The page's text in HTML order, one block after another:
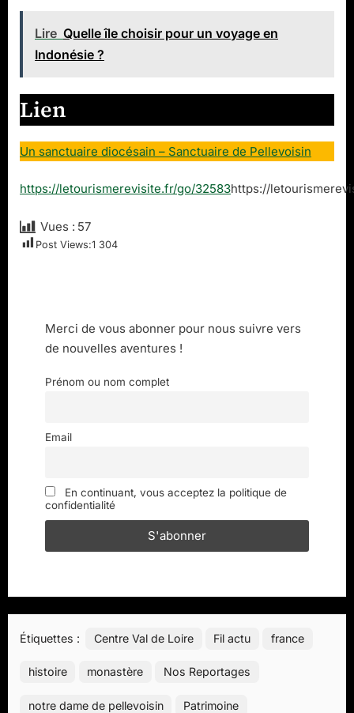
Lire Quelle île choisir pour un voyage en
Indonésie ?
Lien
Un sanctuaire diocésain – Sanctuaire de Pellevoisin
https://letourismerevisite.fr/go/32583https://
Vues : 57
Post Views:1 304
Merci de vous abonner pour nous suivre vers
de nouvelles aventures !
Prénom ou nom complet
Email
En continuant, vous acceptez la politique de
confidentialité
Étiquettes : Centre Val de Loire Fil actu france
histoire monastère Nos Reportages
notre dame de pellevoisin Patrimoine